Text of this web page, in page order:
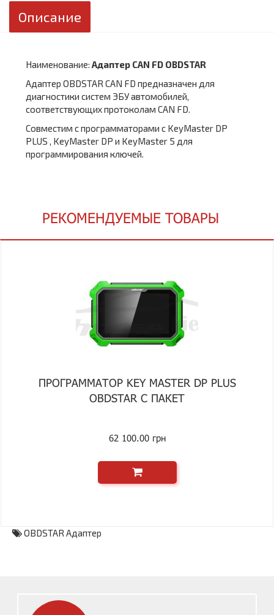
Описание
Наименование: Адаптер CAN FD OBDSTAR
Адаптер OBDSTAR CAN FD предназначен для
диагностики систем ЭБУ автомобилей,
соответствующих протоколам CAN FD.
Совместим с программаторами с KeyMaster DP
PLUS , KeyMaster DP и KeyMaster 5 для
программирования ключей.
РЕКОМЕНДУЕМЫЕ ТОВАРЫ
ПРОГРАММАТОР KEY MASTER DP PLUS
OBDSTAR С ПАКЕТ
62 100.00 грн
OBDSTAR Адаптер